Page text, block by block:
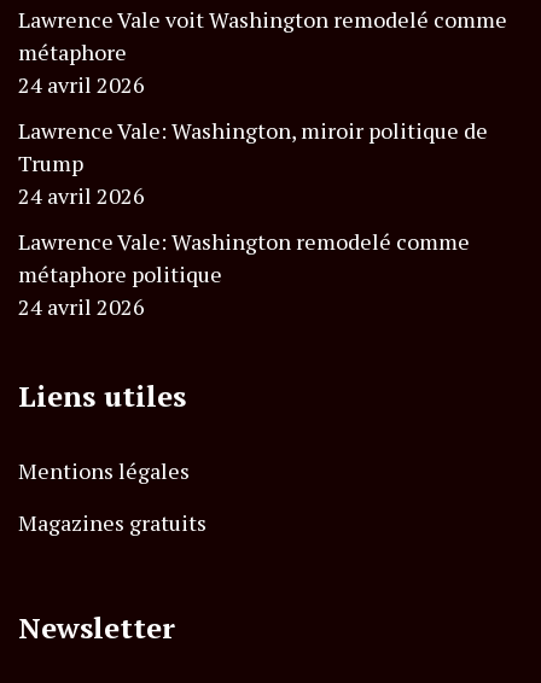
Lawrence Vale voit Washington remodelé comme
métaphore
24 avril 2026
Lawrence Vale: Washington, miroir politique de
Trump
24 avril 2026
Lawrence Vale: Washington remodelé comme
métaphore politique
24 avril 2026
Liens utiles
Mentions légales
Magazines gratuits
Newsletter